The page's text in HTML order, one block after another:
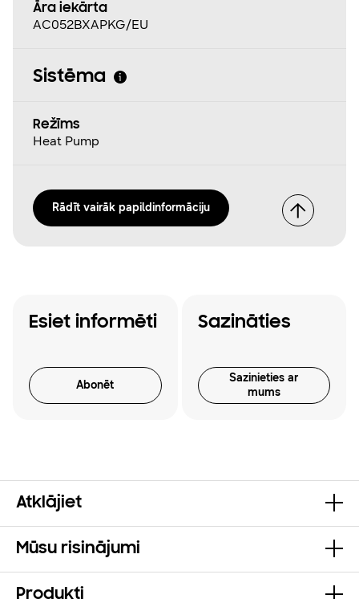
Āra iekārta
AC052BXAPKG/EU
Sistēma
Režīms
Heat Pump
Rādīt vairāk papildinformāciju
Esiet informēti
Abonēt
Sazināties
Sazinieties ar
mums
Atklājiet
Mūsu risinājumi
Produkti